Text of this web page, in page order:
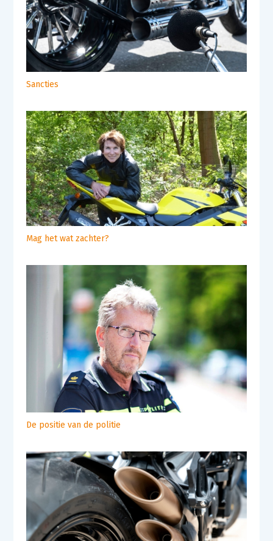
Sancties
Mag het wat zachter?
De positie van de politie